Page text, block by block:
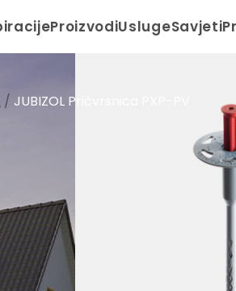
ProizvodiUslugeSavjeti
/ JUBIZOL Pričvrsnica PXP-PV